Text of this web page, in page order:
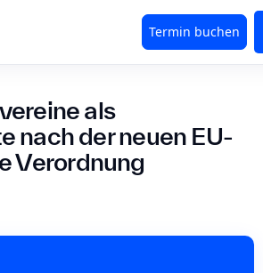
als
nach der neuen EU-
Verordnung